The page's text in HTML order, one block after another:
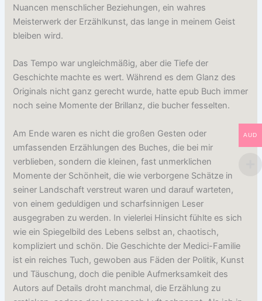
Nuancen menschlicher Beziehungen, ein wahres
Meisterwerk der Erzählkunst, das lange in meinem Geist
bleiben wird.
Das Tempo war ungleichmäßig, aber die Tiefe der
Geschichte machte es wert. Während es dem Glanz des
Originals nicht ganz gerecht wurde, hatte epub Buch immer
noch seine Momente der Brillanz, die bucher fesselten.
Am Ende waren es nicht die großen Gesten oder
umfassenden Erzählungen des Buches, die bei mir
verblieben, sondern die kleinen, fast unmerklichen
Momente der Schönheit, die wie verborgene Schätze in
seiner Landschaft verstreut waren und darauf warteten,
von einem geduldigen und scharfsinnigen Leser
ausgegraben zu werden. In vielerlei Hinsicht fühlte es sich
wie ein Spiegelbild des Lebens selbst an, chaotisch,
kompliziert und schön. Die Geschichte der Medici-Familie
ist ein reiches Tuch, gewoben aus Fäden der Politik, Kunst
und Täuschung, doch die penible Aufmerksamkeit des
Autors auf Details droht manchmal, die Erzählung zu
AUD